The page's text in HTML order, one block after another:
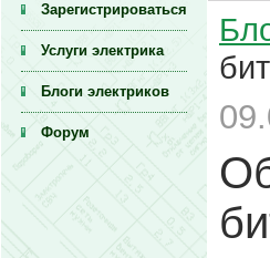
Зарегистрироваться
Услуги электрика
Блоги электриков
Форум